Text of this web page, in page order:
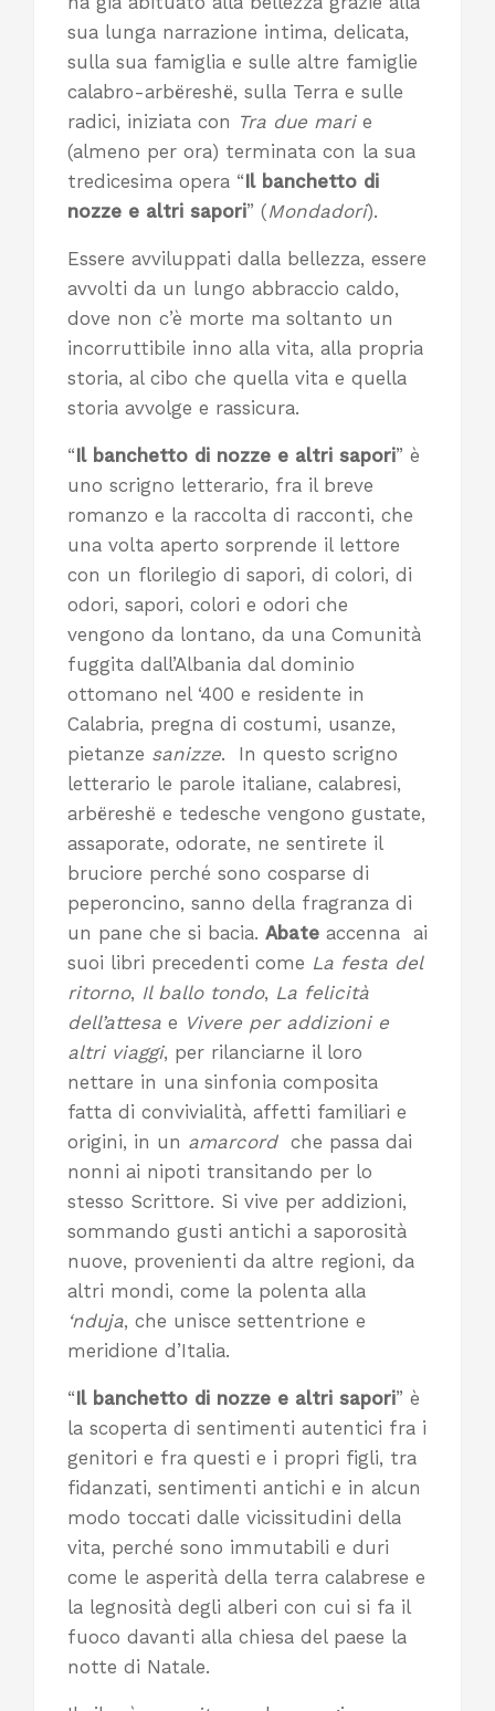
sua lunga narrazione intima, delicata,
sulla sua famiglia e sulle altre famiglie
calabro-arbëreshë, sulla Terra e sulle
radici, iniziata con Tra due mari e
(almeno per ora) terminata con la sua
tredicesima opera “Il banchetto di
nozze e altri sapori” (Mondadori).
Essere avviluppati dalla bellezza, essere
avvolti da un lungo abbraccio caldo,
dove non c’è morte ma soltanto un
incorruttibile inno alla vita, alla propria
storia, al cibo che quella vita e quella
storia avvolge e rassicura.
“Il banchetto di nozze e altri sapori” è
uno scrigno letterario, fra il breve
romanzo e la raccolta di racconti, che
una volta aperto sorprende il lettore
con un florilegio di sapori, di colori, di
odori, sapori, colori e odori che
vengono da lontano, da una Comunità
fuggita dall’Albania dal dominio
ottomano nel ‘400 e residente in
Calabria, pregna di costumi, usanze,
pietanze sanizze. In questo scrigno
letterario le parole italiane, calabresi,
arbëreshë e tedesche vengono gustate,
assaporate, odorate, ne sentirete il
bruciore perché sono cosparse di
peperoncino, sanno della fragranza di
un pane che si bacia. Abate accenna ai
suoi libri precedenti come La festa del
ritorno, Il ballo tondo, La felicità
dell’attesa e Vivere per addizioni e
altri viaggi, per rilanciarne il loro
nettare in una sinfonia composita
fatta di convivialità, affetti familiari e
origini, in un amarcord che passa dai
nonni ai nipoti transitando per lo
stesso Scrittore. Si vive per addizioni,
sommando gusti antichi a saporosità
nuove, provenienti da altre regioni, da
altri mondi, come la polenta alla
‘nduja, che unisce settentrione e
meridione d’Italia.
“Il banchetto di nozze e altri sapori” è
la scoperta di sentimenti autentici fra i
genitori e fra questi e i propri figli, tra
fidanzati, sentimenti antichi e in alcun
modo toccati dalle vicissitudini della
vita, perché sono immutabili e duri
come le asperità della terra calabrese e
la legnosità degli alberi con cui si fa il
fuoco davanti alla chiesa del paese la
notte di Natale.